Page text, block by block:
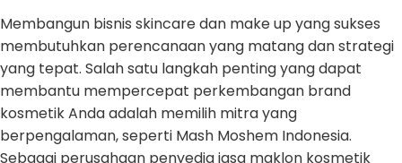
Membangun bisnis skincare dan make up yang sukses
membutuhkan perencanaan yang matang dan strategi
yang tepat. Salah satu langkah penting yang dapat
membantu mempercepat perkembangan brand
kosmetik Anda adalah memilih mitra yang
berpengalaman, seperti Mash Moshem Indonesia.
Sebagai perusahaan penyedia jasa maklon kosmetik